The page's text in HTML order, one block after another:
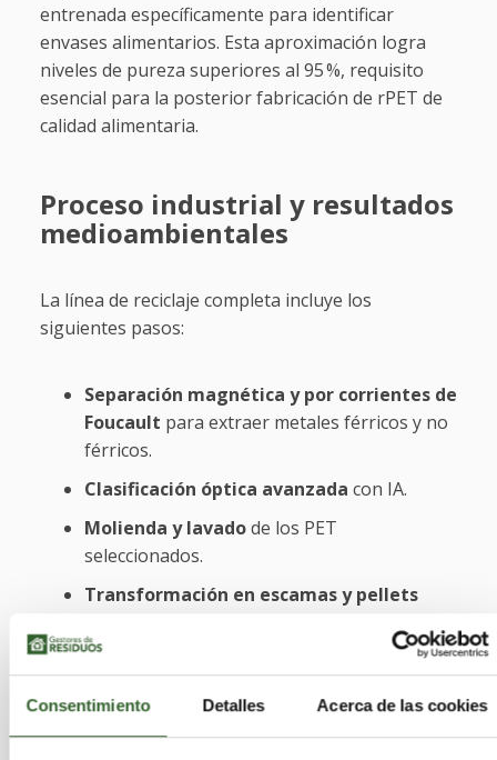
Consentimiento Detalles Acerca de las cookies
entrenada específicamente para identificar
envases alimentarios. Esta aproximación logra
niveles de pureza superiores al 95 %, requisito
esencial para la posterior fabricación de rPET de
calidad alimentaria.
Proceso industrial y resultados
medioambientales
La línea de reciclaje completa incluye los
siguientes pasos:
Separación magnética y por corrientes de
Foucault para extraer metales férricos y no
férricos.
Clasificación óptica avanzada con IA.
Molienda y lavadode los PET
seleccionados.
Transformación en escamas y pellets
plantas de producción del Faerch Group, donde se
convierte en nuevas bandejas con un promedio